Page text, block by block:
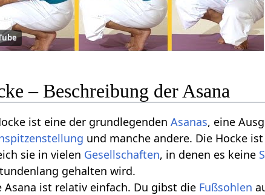
– Beschreibung der Asana
ist eine der grundlegendenAsanas, eine
und manche andere. Die Hocke
sie in vielen Gesellschaften, in denen es keine
gehalten wird.
Asana ist relativ einfach. Du gibst die Fußsohlen